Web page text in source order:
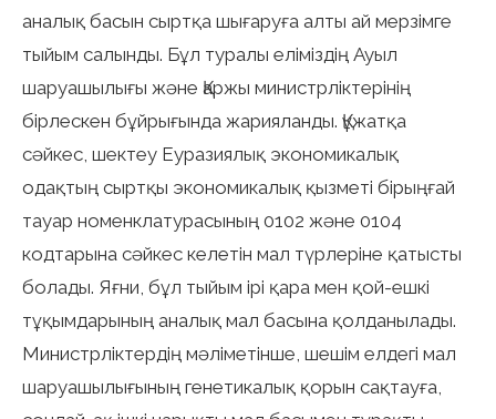
аналық басын сыртқа шығаруға алты ай мерзімге
тыйым салынды. Бұл туралы еліміздің Ауыл
шаруашылығы және Қаржы министрліктерінің
бірлескен бұйрығында жарияланды. Құжатқа
сәйкес, шектеу Еуразиялық экономикалық
одақтың сыртқы экономикалық қызметі бірыңғай
тауар номенклатурасының 0102 және 0104
кодтарына сәйкес келетін мал түрлеріне қатысты
болады. Яғни, бұл тыйым ірі қара мен қой-ешкі
тұқымдарының аналық мал басына қолданылады.
Министрліктердің мәліметінше, шешім елдегі мал
шаруашылығының генетикалық қорын сақтауға,